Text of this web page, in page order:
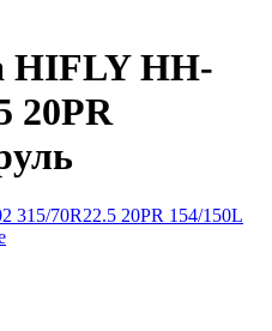
HIFLY HH-
20PR